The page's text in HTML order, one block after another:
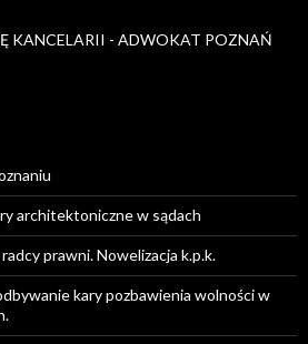
KANCELARII - ADWOKAT POZNAŃ
architektoniczne w sądach
prawni. Nowelizacja k.p.k.
kary pozbawienia wolności w